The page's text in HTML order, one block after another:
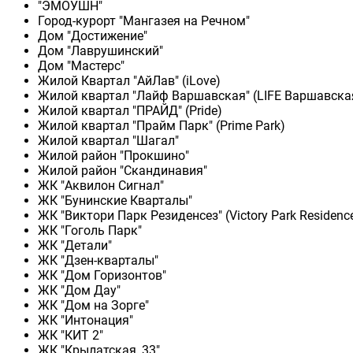
"ЭМОУШН"
Город-курорт "Мангазея на Речном"
Дом "Достижение"
Дом "Лаврушинский"
Дом "Мастерс"
Жилой Квартал "АйЛав" (iLove)
Жилой квартал "Лайф Варшавская" (LIFE
Жилой квартал "ПРАЙД" (Pride)
Жилой квартал "Прайм Парк" (Prime Park)
Жилой квартал "Шагал"
Жилой район "Прокшино"
Жилой район "Скандинавия"
ЖК "Аквилон Сигнал"
ЖК "Бунинские Кварталы"
ЖК "Виктори Парк Резиденсез" (Victory Park
ЖК "Гоголь Парк"
ЖК "Детали"
ЖК "Дзен-кварталы"
ЖК "Дом Горизонтов"
ЖК "Дом Дау"
ЖК "Дом на Зорге"
ЖК "Интонация"
ЖК "КИТ 2"